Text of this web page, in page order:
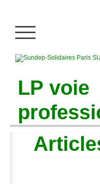
LP voie